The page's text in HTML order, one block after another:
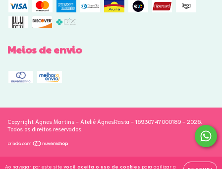
Ao navegar por este site você aceita o uso de cookies para agilizar a
Meios de envio
Copyright Agnes Martins - Ateliê AgnesRasta - 16930747000189 - 2026.
Todos os direitos reservados.